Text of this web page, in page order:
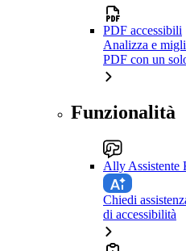
PDF accessibili
Analizza e
PDF con un
Funzionalità
Ally Assistente
Chiedi
di accessibilità